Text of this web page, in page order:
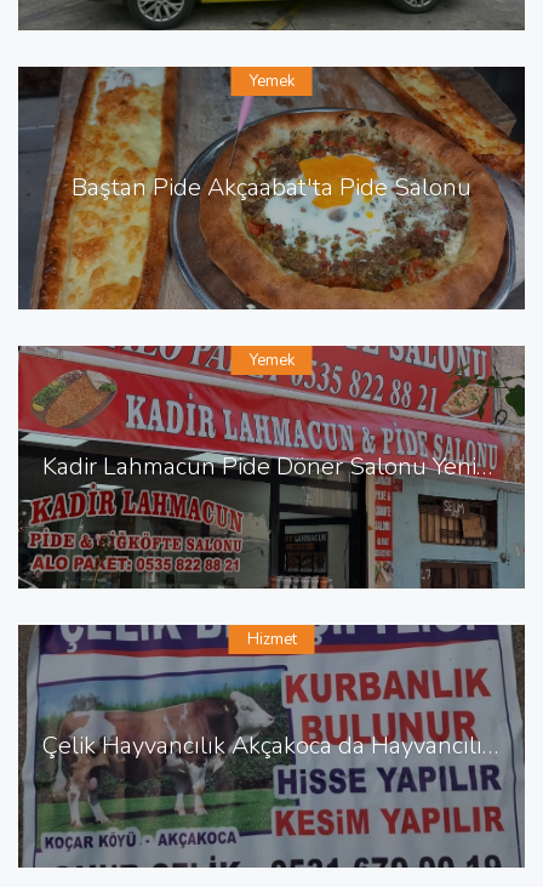
Baştan Pide Akçaabat'ta Pide Salonu
Yemek
Kadir Lahmacun Pide Döner Salonu Yenişehir de Lahmacun Pide
Yemek
Çelik Hayvancılık Akçakoca da Hayvancılık Besicilik
Hizmet